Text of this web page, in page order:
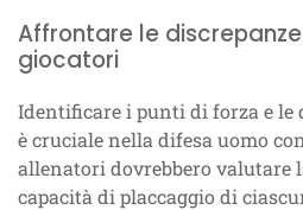
Affrontare le
giocatori
Identificare i punti di forza e le
è cruciale nella difesa uomo
allenatori dovrebbero valutare
capacità di placcaggio di